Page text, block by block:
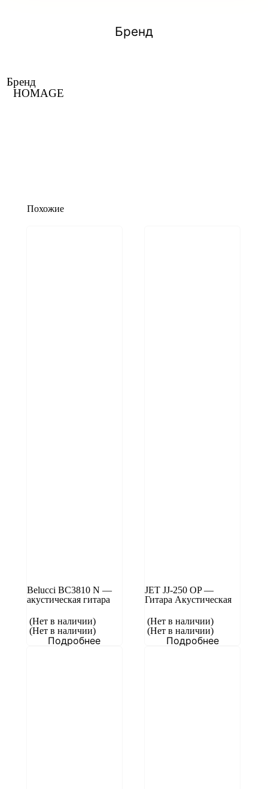
Бренд
Бренд
HOMAGE
Похожие
Belucci BC3810 N —
акустическая гитара
(Нет в наличии)
(Нет в наличии)
Подробнее
JET JJ-250 OP —
Гитара Акустическая
(Нет в наличии)
(Нет в наличии)
Подробнее